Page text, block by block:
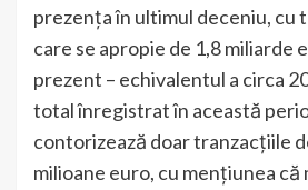
prezența în ultimul deceniu, cu
care se apropie de 1,8 miliarde
prezent – echivalentul a circa
total înregistrat în această
contorizează doar tranzacțiile
milioane euro, cu mențiunea